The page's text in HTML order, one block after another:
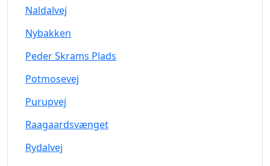
Naldalvej
Nybakken
Peder Skrams Plads
Potmosevej
Purupvej
Raagaardsvænget
Rydalvej